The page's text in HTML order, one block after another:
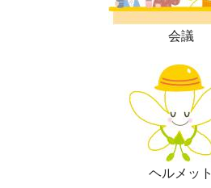
会議
ヘルメット